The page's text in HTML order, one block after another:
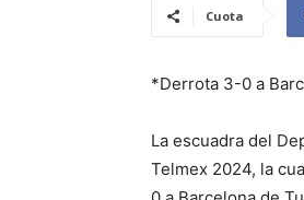
Cuota
*Derrota 3-0 a
La escuadra del
Telmex 2024, la